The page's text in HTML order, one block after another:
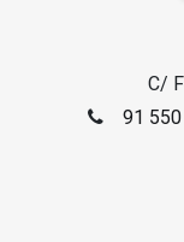
C/
91